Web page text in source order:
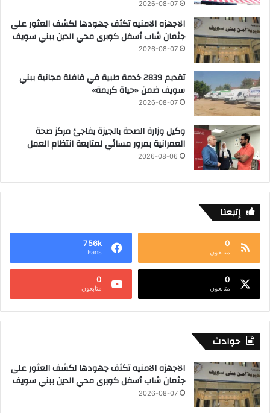
2026-08-07
الاجهزه الامنيه تكثف جهودها لكشف العثور على
جثمان شاب أسفل كوبرى محي الدين ببني سويف
2026-08-07
تقديم 2839 خدمة طبية في قافلة مجانية ببني
سويف ضمن «حياة كريمة»
2026-08-07
وكيل وزارة الصحة بالجيزة يفاجئ مركز صحة
العمرانية بمرور مسائي لمتابعة انتظام العمل
2026-08-06
إتبعنا
0
متابعون
756k
Fans
0
متابعون
0
متابعون
حوادث
الاجهزه الامنيه تكثف جهودها لكشف العثور على
جثمان شاب أسفل كوبرى محي الدين ببني سويف
2026-08-07